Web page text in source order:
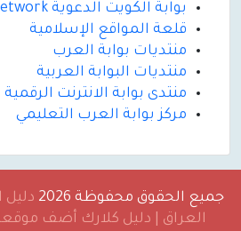
بوابة الكويت الدعوية Da`wah Focused Network
قلعة المواقع الإسلامية
منتديات بوابة العرب
منتديات البوابة العربية
منتدى بوابة الانترنت الرقمية
مركز بوابة العرب التعليمي
جميع الحقوق محفوظة 2026
دليل
العراق | دليل كلارك أضف